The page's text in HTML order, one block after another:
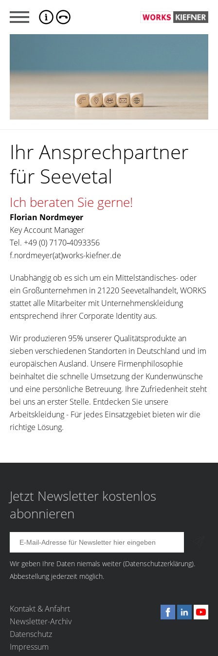
Ihr Ansprechpartner
für Seevetal
Ich beraten Sie gerne!
Florian Nordmeyer
Key Account Manager
Tel. +49 (0) 7170‐4093356
f.nordmeyer(at)works-kiefner.de
Unabhängig ob es sich um ein Mittelständisches- oder
ein Großunternehmen in 21220 Seevetalhandelt, WORKS
stattet alle Mitarbeiter mit Unternehmenskleidung
entsprechend ihrer Corporate Identity aus.
Wir produzieren 95% unserer Qualitätsprodukte an
sieben verschiedenen Standorten in Deutschland und im
europäischen Ausland. Unsere Firmenphilosophie
beinhaltet die schnelle Umsetzung der Kundenwünsche
und eine persönliche Betreuung. Ihre Zufriedenheit steht
bei uns an erster Stelle. Entdecken Sie unsere
Arbeitskleidung - Für jedes Einsatzgebiet bieten wir die
richtige Lösung.
Jetzt Newsletter kostenlos
abonnieren
Wir geben Ihre Daten niemals weiter (Datenschutzerklärung).
Abbestellung jederzeit möglich.
Kontakt & Anfahrt
Newsletter-Archiv
Datenschutz
Impressum